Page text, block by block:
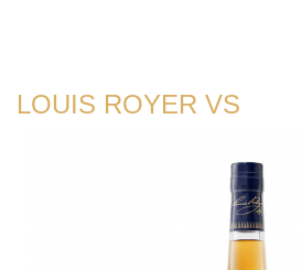
LOUIS ROYER VS